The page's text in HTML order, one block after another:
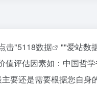
击"5118数据 ""爱站数
值评估因素如：中国哲
要还是需要根据您自身